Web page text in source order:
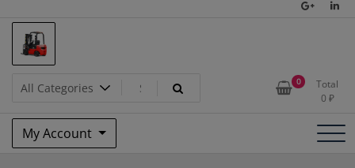
Запчасти для вилочых
погрузчиков и
электротележек Balkancar
0
Total
0 ₽
My Account